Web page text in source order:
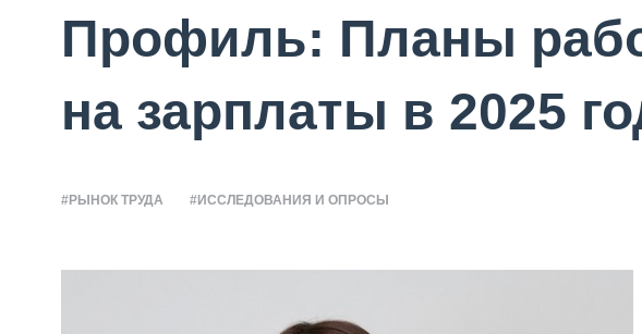
Профиль: Планы
на зарплаты в 2025
#РЫНОК ТРУДА #ИССЛЕДОВАНИЯ И ОПРОСЫ